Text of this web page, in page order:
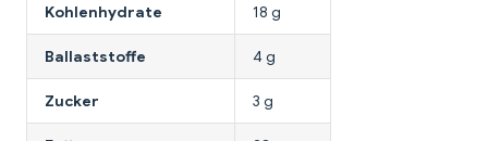
Kohlenhydrate 18 g
Ballaststoffe 4 g
Zucker 3 g